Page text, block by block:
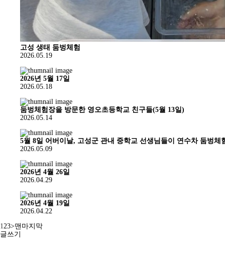
고성 생태 둠벙체험
2026.05.19
2026년 5월 17일
2026.05.18
둠벙체험장을 방문한 영오초등학교 친구들(5월 13일)
2026.05.14
5월 8일 어버이날, 고성군 관내 중학교 선생님들이 연수차 둠벙체
2026.05.09
2026년 4월 26일
2026.04.29
2026년 4월 19일
2026.04.22
123>맨마지막
글쓰기